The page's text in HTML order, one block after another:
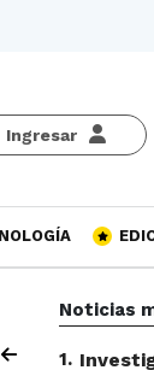
Ingresar
Noticias
1.